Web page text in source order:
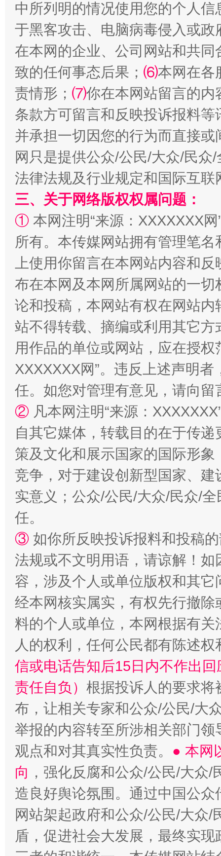
揭批美国五大"原罪" "炒
解纷+调解+退费，一次搞定
站台名比不上好声名
漫山遍野的桃花与雪山、麦地、白藏房 除
招工难、用工荒背后
中所列明的情况使用您的个人
于黑客攻击、电脑病毒侵入或
在本网的企业、公司网站和共
致的任何事态后果； ⑹本网在各
责情形； ⑺你在本网站留言的内
条款方可留言和反映投诉报料
并承担一切因您的行为而直接
网只是提供公众/公民/大众/民
法律法规及行业规定和国际互
三、关于网络版权权属问题：
① 本网注明“来源：XXXXXXX
所有。本传媒网站拥有管理笔
上使用你留言在本网站内容和
布在本网及本网所属网站的一
论和投稿，本网站有权在网站
站不得转载、摘编或利用其它
用作品的单位或网站，应在授
XXXXXXX网”。违反上述声明
任。如您对管理有意见，请向
② 凡本网注明“来源：
自其它媒体，转载目的在于传
策及文化和展示国家的国际形
竞争，对于建设创新型国家、
实意义；公众/公民/大众/民众/
任。
③ 如你所反映投诉报料和投稿
法规或不文明用语，请谅解！
容，涉及个人或单位版权和其它
经本网核实属实，有权先行撤
料的个人或单位，本网根据有
人的权利，任何公民都有陈述
信或电话告知后15日内不作出
责任自负） 根据投诉人的要求将
布，让相关专家和公众/公民/大
举报的内容转至所涉相关部门
观点和对其真实性负责。 ● 本网
向 ，强化反腐和公众/公民/大众
造良好舆论氛围。通过中国公
网站架起政府和公众/公民/大众
盾，促进社会大发展，最终实